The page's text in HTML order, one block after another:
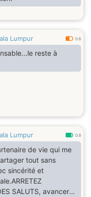
Lumpur 0.6
reste à
Lumpur 0.8
de vie qui me
tout sans
sincérité et
SALUTS, avancer